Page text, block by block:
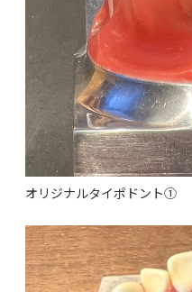
オリジナルタイポドント①